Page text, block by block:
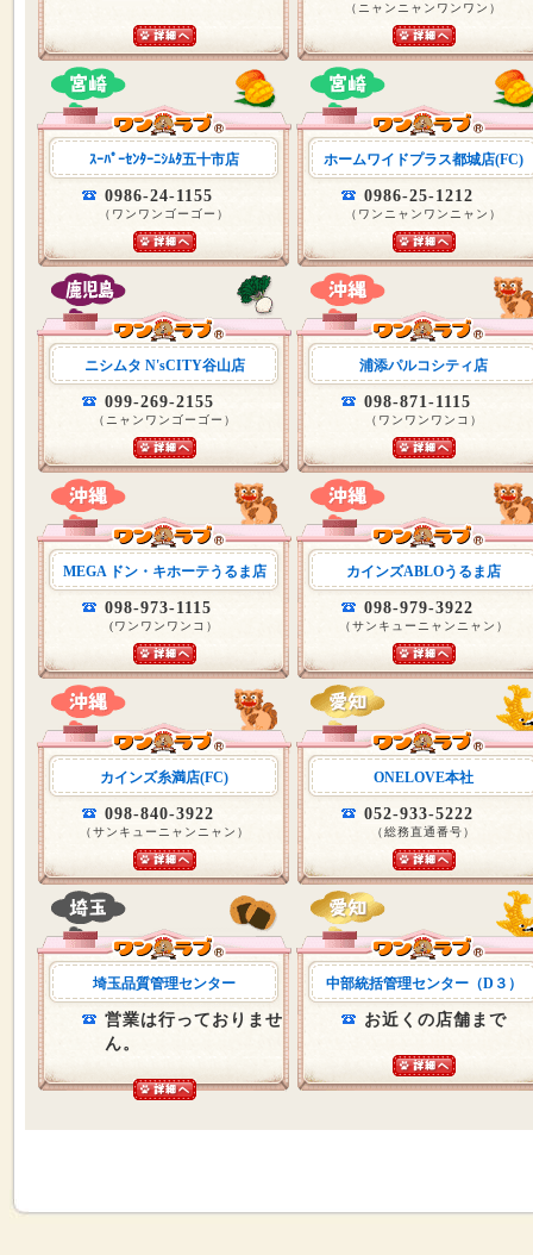
（ニャンニャンワンワン）
ｽｰﾊﾟｰｾﾝﾀｰﾆｼﾑﾀ五十市店
0986-24-1155
（ワンワンゴーゴー）
ホームワイドプラス都城店(FC)
0986-25-1212
（ワンニャンワンニャン）
ニシムタ N'sCITY谷山店
099-269-2155
（ニャンワンゴーゴー）
浦添パルコシティ店
098-871-1115
（ワンワンワンコ）
MEGA ドン・キホーテうるま店
098-973-1115
(ワンワンワンコ）
カインズABLOうるま店
098-979-3922
（サンキューニャンニャン）
カインズ糸満店(FC)
098-840-3922
（サンキューニャンニャン）
ONELOVE本社
052-933-5222
（総務直通番号）
埼玉品質管理センター
営業は行っておりませ
ん。
中部統括管理センター（D３）
お近くの店舗まで